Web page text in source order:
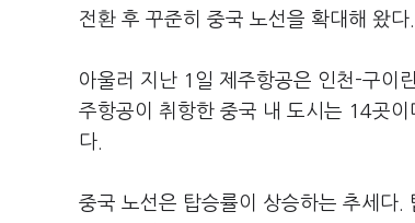
전환 후 꾸준히 중국 노선을 확대해 왔
아울러 지난 1일 제주항공은 인천-구이
주항공이 취항한 중국 내 도시는 14곳
다.
중국 노선은 탑승률이 상승하는 추세다